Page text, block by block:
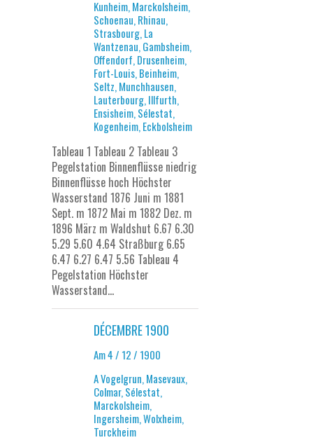
Kunheim, Marckolsheim,
Schoenau, Rhinau,
Strasbourg, La
Wantzenau, Gambsheim,
Offendorf, Drusenheim,
Fort-Louis, Beinheim,
Seltz, Munchhausen,
Lauterbourg, Illfurth,
Ensisheim, Sélestat,
Kogenheim, Eckbolsheim
Tableau 1 Tableau 2 Tableau 3
Pegelstation Binnenflüsse niedrig
Binnenflüsse hoch Höchster
Wasserstand 1876 Juni m 1881
Sept. m 1872 Mai m 1882 Dez. m
1896 März m Waldshut 6.67 6.30
5.29 5.60 4.64 Straßburg 6.65
6.47 6.27 6.47 5.56 Tableau 4
Pegelstation Höchster
Wasserstand...
DÉCEMBRE 1900
Am 4 / 12 / 1900
A Vogelgrun, Masevaux,
Colmar, Sélestat,
Marckolsheim,
Ingersheim, Wolxheim,
Turckheim